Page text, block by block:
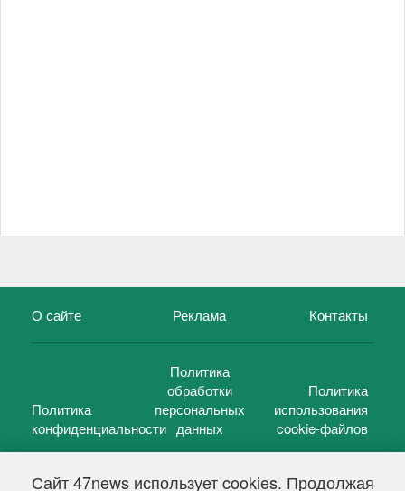
Сайт 47news использует cookies. Продолжая
О сайте Реклама Контакты
Политика
конфиденциальности
Политика
обработки
персональных
данных
Политика
использования
cookie-файлов